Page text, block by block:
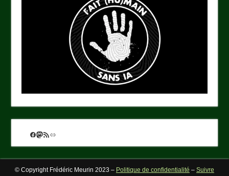
Facebook
Mastodon
Flux RSS
Lien
© Copyright Frédéric Meurin 2023 – Politique de confidentialité – Suivre